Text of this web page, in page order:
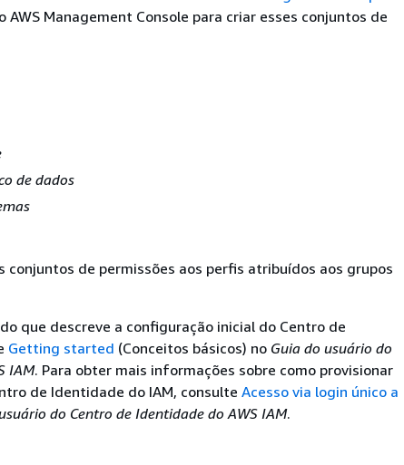
AWS Management Console para criar esses conjuntos de
de dados
conjuntos de permissões aos perfis atribuídos aos grupos
que descreve a configuração inicial do Centro de
Getting started (Conceitos básicos) no Guia do usuário do
IAM. Para obter mais informações sobre como provisionar
de Identidade do IAM, consulte Acesso via login único a
do Centro de Identidade do AWS IAM.